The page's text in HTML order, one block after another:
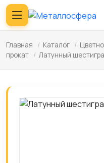
Главная / Каталог /
прокат / Латунный